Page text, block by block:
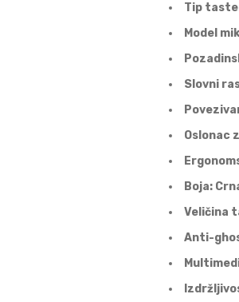
Tip
Model
Slovni
Oslonac
Boja:
Veličina
Anti-